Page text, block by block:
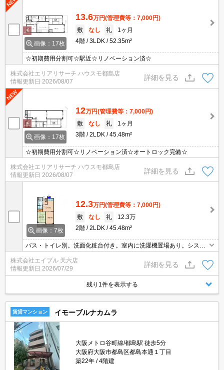
画像：17枚
13.6万円(管理費等：7,000円)
敷
なし 礼
1ヶ月
4階
3LDK 52.35m²
☆初期費用分割可☆駅近☆リノベーション済☆
株式会社エリアリサーチ ハウスモ都島店
情報更新日 2026/08/07
詳細を見る
画像：17枚
12万円(管理費等：7,000円)
敷
なし 礼
1ヶ月
3階
2LDK 45.48m²
☆初期費用分割可☆リノベーション済☆オートロック完備☆
株式会社エリアリサーチ ハウスモ都島店
情報更新日 2026/08/07
詳細を見る
画像：7枚
12.3万円(管理費等：7,000円)
敷
なし 礼
12.3万
2階
2LDK 45.48m²
バス・トイレ別。洗面化粧台付き。室内に洗濯機置場あり。システ
ムキッチン。退去時清掃費30,000円。保証会社加入要(月額総支払額
の50%、10,000円/年)。
株式会社エイブル 天六店
情報更新日 2026/07/29
詳細を見る
残り1件を表示する
賃貸マンション イモーブルナカムラ
大阪メトロ谷町線/都島駅 徒歩5分
大阪府大阪市都島区都島本通１丁目
築22年
4階建